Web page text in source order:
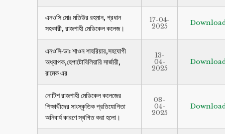
এনওসি মোঃ মতিউর রহমান, প্রধান
সহকারী, রাজশাহী মেডিকেল কলেজ।
17-04-
2025
এনওসি-ডাঃ শাওন শাহরিয়ার,সহযোগী
অধ্যাপক,হেপাটোবিলিয়ারি সার্জারী,
রামেক এর
13-
04-
2025
নোটিশ রাজশাহী মেডিকেল কলেজের
শিক্ষার্থীদের সাংস্কৃতিক প্রতিযোগিতা
অনিবার্য কারণে স্থগিত করা হলো।
08-
04-
2025